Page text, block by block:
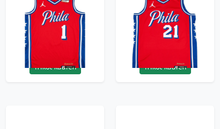
2022-23 Philadelphia
76ers Harden #1
Jordan Swingman
Alternate Jersey (S)
95.99£ · ca. €113
Trikot kaufen
2020-24 Philadelphia
76ers Embiid #21
Jordan Swingman
Alternate Jersey (S)
95.99£ · ca. €113
Trikot kaufen